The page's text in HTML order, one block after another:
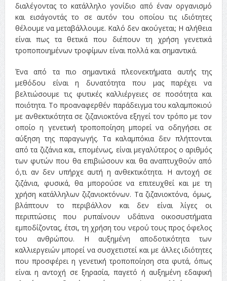
διαλέγοντας το κατάλληλο γονίδιο από έναν οργανισμό
και εισάγοντάς το σε αυτόν του οποίου τις ιδιότητες
θέλουμε να μεταβάλλουμε. Καλό δεν ακούγεται; Η αλήθεια
είναι πως τα θετικά που διέπουν τη χρήση γενετικά
τροποποιημένων τροφίμων είναι πολλά και σημαντικά.
Ένα από τα πιο σημαντικά πλεονεκτήματα αυτής της
μεθόδου είναι η δυνατότητα που μας παρέχει να
βελτιώσουμε τις φυτικές καλλιέργειες σε ποσότητα και
ποιότητα. Το προαναφερθέν παράδειγμα του καλαμποκιού
με ανθεκτικότητα σε ζιζανιοκτόνα εξηγεί τον τρόπο με τον
οποίο η γενετική τροποποίηση μπορεί να οδηγήσει σε
αύξηση της παραγωγής. Τα καλαμπόκια δεν πλήττονται
από τα ζιζάνια και, επομένως, είναι μεγαλύτερος ο αριθμός
των φυτών που θα επιβιώσουν και θα αναπτυχθούν από
ό,τι αν δεν υπήρχε αυτή η ανθεκτικότητα. Η αντοχή σε
ζιζάνια, φυσικά, θα μπορούσε να επιτευχθεί και με τη
χρήση κατάλληλων ζιζανιοκτόνων. Τα ζιζανιοκτόνα, όμως,
βλάπτουν το περιβάλλον και δεν είναι λίγες οι
περιπτώσεις που ρυπαίνουν υδάτινα οικοσυστήματα
εμποδίζοντας, έτσι, τη χρήση του νερού τους προς όφελος
του ανθρώπου. Η αυξημένη αποδοτικότητα των
καλλιεργειών μπορεί να συσχετιστεί και με άλλες ιδιότητες
που προσφέρει η γενετική τροποποίηση στα φυτά, όπως
είναι η αντοχή σε ξηρασία, παγετό ή αυξημένη εδαφική